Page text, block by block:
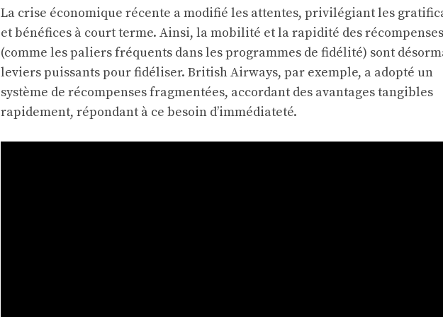
La crise économique récente a modifié les attentes, privilégiant les
et bénéfices à court terme. Ainsi, la mobilité et la rapidité des récompenses
(comme les paliers fréquents dans les programmes de fidélité) sont
leviers puissants pour fidéliser. British Airways, par exemple, a adopté un
système de récompenses fragmentées, accordant des avantages tangibles
rapidement, répondant à ce besoin d’immédiateté.